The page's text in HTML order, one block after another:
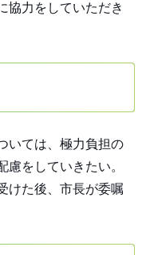
協力をしていただき
いては、極力負担の
をしていきたい。
けた後、市長が委嘱